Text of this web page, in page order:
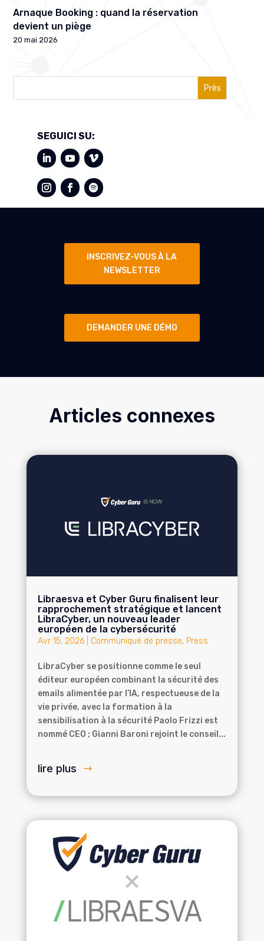
Arnaque Booking : quand la réservation
devient un piège
20 mai 2026
Près
SEGUICI SU:
INSCRIVEZ-VOUS À LA
NEWSLETTER
DEMANDER UNE DÉMO
Articles connexes
Libraesva et Cyber Guru finalisent leur
rapprochement stratégique et lancent
LibraCyber, un nouveau leader
européen de la cybersécurité
Avr 15, 2026| Communiqué de presse, Press
LibraCyber se positionne comme le seul
éditeur européen combinant la sécurité des
emails alimentée par l’IA, respectueuse de la
vie privée, avec la formation à la
sensibilisation à la sécurité Paolo Frizzi est
nommé CEO ; Gianni Baroni rejoint le conseil...
lire plus